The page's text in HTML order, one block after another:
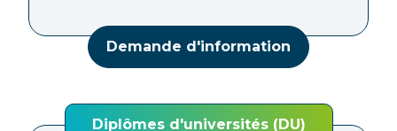
Demande d'information
Diplômes d'universités (DU)